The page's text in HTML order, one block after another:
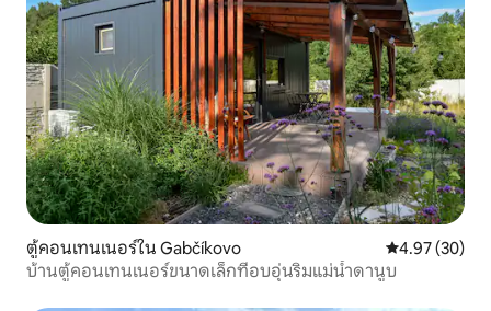
ตู้คอนเทนเนอร์ใน Gabčíkovo คะแนนเฉลี่ย
4.97 (30)
บ้านตู้คอนเทนเนอร์ขนาดเล็กที่อบอุ่นริมแม่น้ำดานูบ